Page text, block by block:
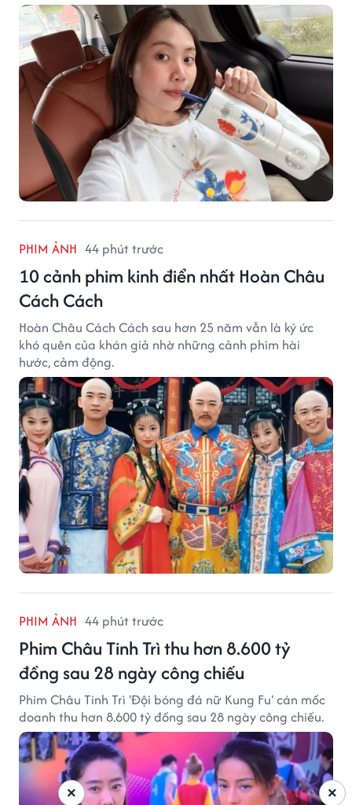
PHIM ẢNH 44 phút trước
10 cảnh phim kinh điển nhất Hoàn Châu
Cách Cách
Hoàn Châu Cách Cách sau hơn 25 năm vẫn là ký ức
khó quên của khán giả nhờ những cảnh phim hài
hước, cảm động.
PHIM ẢNH 44 phút trước
Phim Châu Tinh Trì thu hơn 8.600 tỷ
đồng sau 28 ngày công chiếu
Phim Châu Tinh Trì 'Đội bóng đá nữ Kung Fu' cán mốc
doanh thu hơn 8.600 tỷ đồng sau 28 ngày công chiếu.
×
×